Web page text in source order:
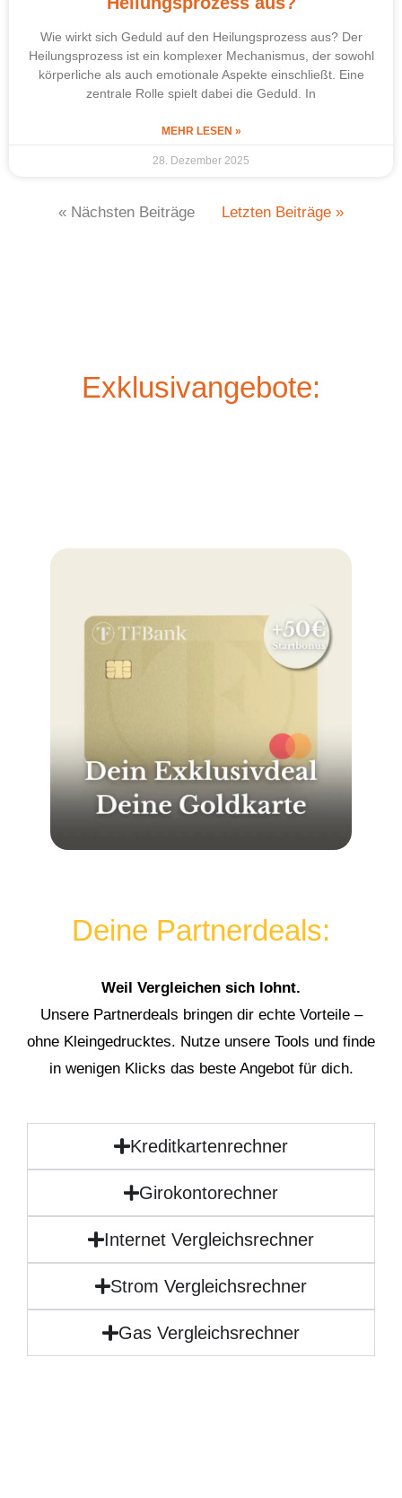
Wie wirkt sich Geduld auf den Heilungsprozess aus? Der
Heilungsprozess ist ein komplexer Mechanismus, der sowohl
körperliche als auch emotionale Aspekte einschließt. Eine
zentrale Rolle spielt dabei die Geduld. In
MEHR LESEN »
28. Dezember 2025
« Nächsten Beiträge Letzten Beiträge »
Exklusivangebote:
Deine Partnerdeals:
Weil Vergleichen sich lohnt.
Unsere Partnerdeals bringen dir echte Vorteile –
ohne Kleingedrucktes. Nutze unsere Tools und finde
in wenigen Klicks das beste Angebot für dich.
Kreditkartenrechner
Girokontorechner
Internet Vergleichsrechner
Strom Vergleichsrechner
Gas Vergleichsrechner